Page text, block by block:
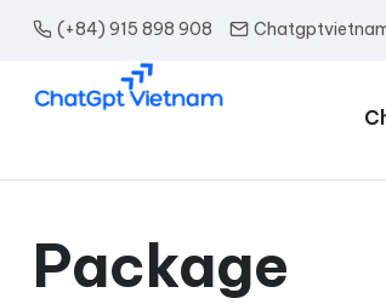
(+84) 915 898 908
Package